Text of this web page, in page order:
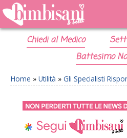
Chiedi al Medico
Battesimo
Home » Utilità » Gli Specialisti